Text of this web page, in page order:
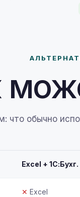
что обычно
Excel + 1С:Бухг.
✕ Excel